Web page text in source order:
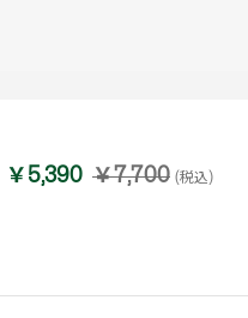
￥5,390 ￥7,700 (税込)